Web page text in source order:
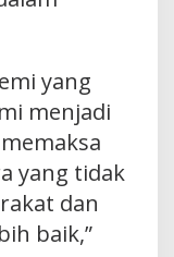
yang
menjadi
yang tidak
dan
baik,”